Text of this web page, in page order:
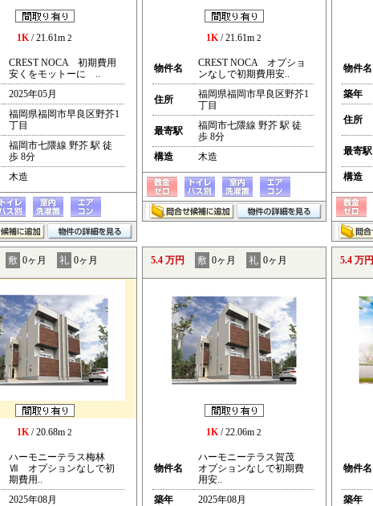
1K/ 21.61m 2
CREST NOCA 初期費用
安くをモットーに ..
2025年05月
福岡県福岡市早良区野芥1
丁目
福岡市七隈線 野芥 駅 徒
歩 8分
木造
1K/ 21.61m 2
物件名
CREST NOCA オプショ
ンなしで初期費用安..
住所
福岡県福岡市早良区野芥1
丁目
最寄駅
福岡市七隈線 野芥 駅 徒
歩 8分
構造
木造
物件名
築年
住所
最寄駅
構造
敷 0ヶ月 礼 0ヶ月
1K/ 20.68m 2
ハーモニーテラス梅林
Ⅶ オプションなしで初
期費用..
2025年08月
5.4 万円 敷 0ヶ月 礼 0ヶ月
1K/ 22.06m 2
物件名
ハーモニーテラス賀茂
オプションなしで初期費
用安..
築年
2025年08月
5.4 万円
物件名
築年